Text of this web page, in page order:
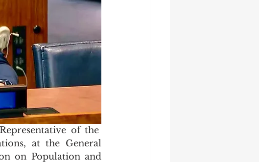
of the
at the General
on Population and